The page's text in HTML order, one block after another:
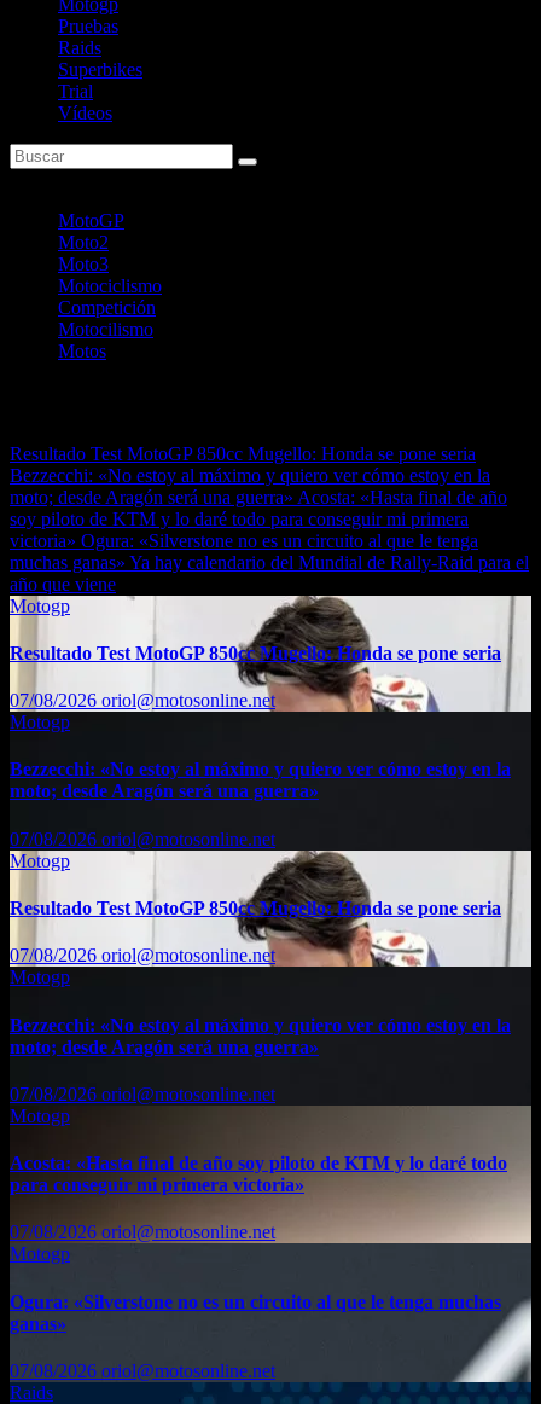
Pruebas
Raids
Superbikes
Trial
Vídeos
MotoGP
Moto2
Moto3
Motociclismo
Competición
Motocilismo
Motos
Resultado Test MotoGP 850cc Mugello: Honda se pone seria
Bezzecchi: «No estoy al máximo y quiero ver cómo estoy en la
moto; desde Aragón será una guerra» Acosta: «Hasta final de año
soy piloto de KTM y lo daré todo para conseguir mi primera
victoria» Ogura: «Silverstone no es un circuito al que le tenga
muchas ganas» Ya hay calendario del Mundial de Rally-Raid para el
año que viene
Motogp
Resultado Test MotoGP 850cc Mugello: Honda se pone seria
07/08/2026 oriol@motosonline.net
Motogp
Bezzecchi: «No estoy al máximo y quiero ver cómo estoy en la
moto; desde Aragón será una guerra»
07/08/2026 oriol@motosonline.net
Motogp
Resultado Test MotoGP 850cc Mugello: Honda se pone seria
07/08/2026 oriol@motosonline.net
Motogp
Bezzecchi: «No estoy al máximo y quiero ver cómo estoy en la
moto; desde Aragón será una guerra»
07/08/2026 oriol@motosonline.net
Motogp
Acosta: «Hasta final de año soy piloto de KTM y lo daré todo
para conseguir mi primera victoria»
07/08/2026 oriol@motosonline.net
Motogp
Ogura: «Silverstone no es un circuito al que le tenga muchas
ganas»
07/08/2026 oriol@motosonline.net
Raids